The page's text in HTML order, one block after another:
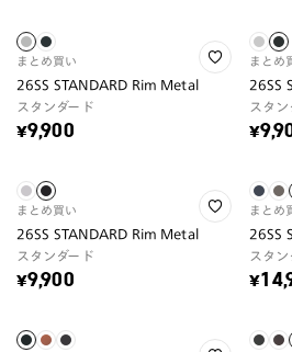
まとめ買い
26SS STANDARD Rim Metal
スタンダード
¥9,900
まとめ
26SS
スタン
まとめ買い
26SS STANDARD Rim Metal
スタンダード
¥9,900
まとめ
26SS
スタン